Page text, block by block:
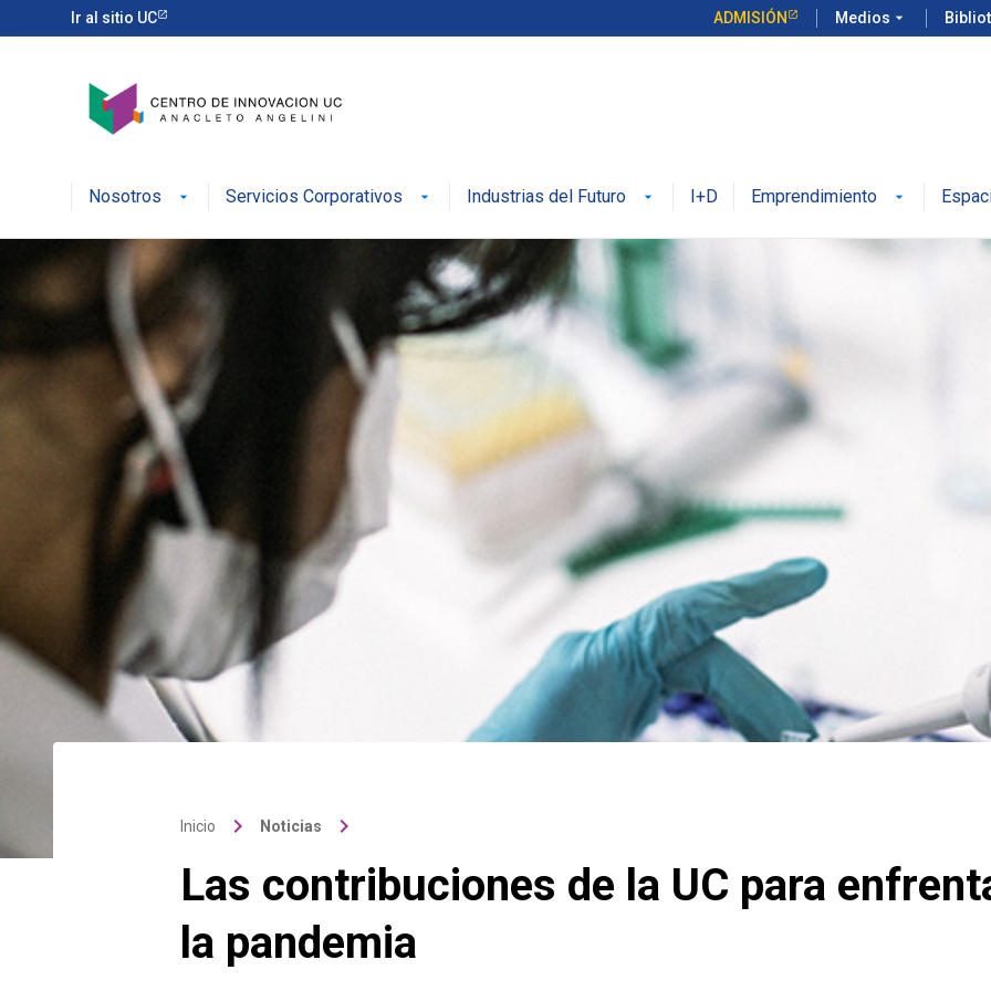
Ir al sitio UC ADMISIÓN Medios arrow_drop_down
Nosotros Servicios Corporativos Industrias del Futuro I+D Emprendimiento
Inicio keyboard_arrow_right Noticias keyboard_arrow_right
Las contribuciones de la UC para
la pandemia